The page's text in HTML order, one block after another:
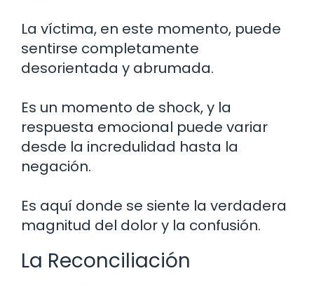
La víctima, en este momento, puede
sentirse completamente
desorientada y abrumada.
Es un momento de shock, y la
respuesta emocional puede variar
desde la incredulidad hasta la
negación.
Es aquí donde se siente la verdadera
magnitud del dolor y la confusión.
La Reconciliación